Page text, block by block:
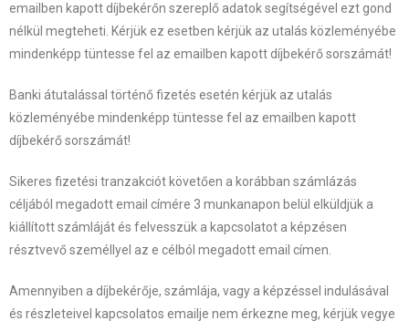
emailben kapott díjbekérőn szereplő adatok segítségével ezt gond
nélkül megteheti. Kérjük ez esetben kérjük az utalás közleményébe
mindenképp tüntesse fel az emailben kapott díjbekérő sorszámát!
Banki átutalással történő fizetés esetén kérjük az utalás
közleményébe mindenképp tüntesse fel az emailben kapott
díjbekérő sorszámát!
Sikeres fizetési tranzakciót követően a korábban számlázás
céljából megadott email címére 3 munkanapon belül elküldjük a
kiállított számláját és felvesszük a kapcsolatot a képzésen
résztvevő személlyel az e célból megadott email címen.
Amennyiben a díjbekérője, számlája, vagy a képzéssel indulásával
és részleteivel kapcsolatos emailje nem érkezne meg, kérjük vegye